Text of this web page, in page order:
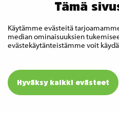
Tämä
Käytämme evästeitä
median ominaisuuksien
evästekäytänteistämme voit
Hyväksy kaikki evästeet